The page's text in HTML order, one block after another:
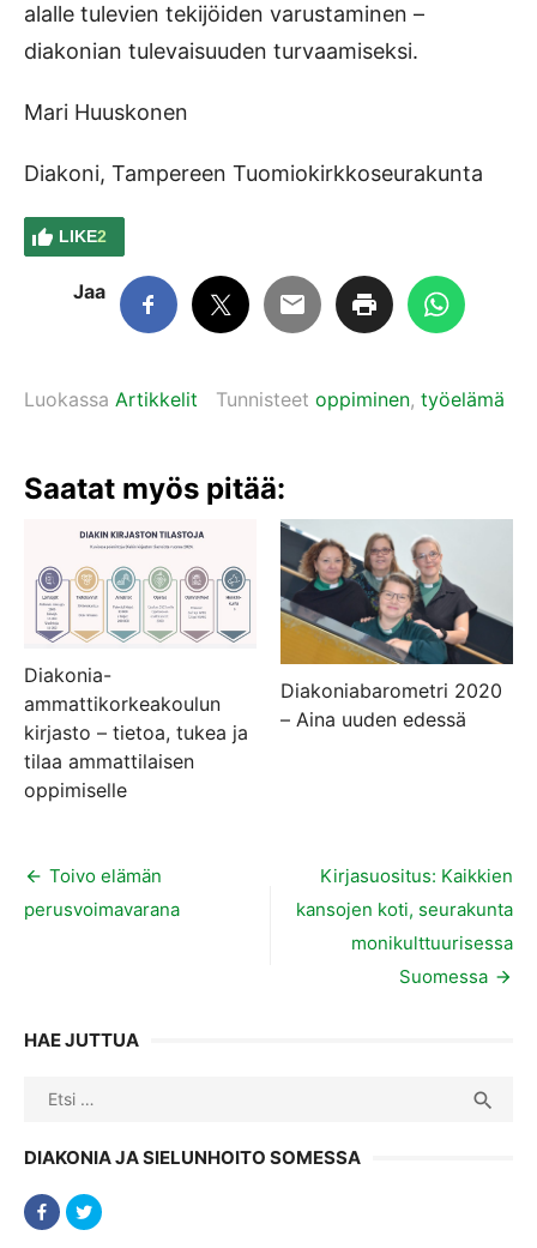
alalle tulevien tekijöiden varustaminen –
diakonian tulevaisuuden turvaamiseksi.
Mari Huuskonen
Diakoni, Tampereen Tuomiokirkkoseurakunta
LIKE2
Jaa
Luokassa Artikkelit Tunnisteet oppiminen, työelämä
Saatat myös pitää:
Diakonia-
ammattikorkeakoulun
kirjasto – tietoa, tukea ja
tilaa ammattilaisen
oppimiselle
Diakoniabarometri 2020
– Aina uuden edessä
Artikkelien
selaus
Toivo elämän
perusvoimavarana
Kirjasuositus: Kaikkien
kansojen koti, seurakunta
monikulttuurisessa
Suomessa
HAE JUTTUA
Search

DIAKONIA JA SIELUNHOITO SOMESSA